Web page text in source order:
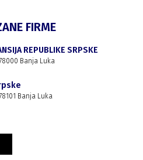
FIRME
REPUBLIKE SRPSKE
Banja Luka
Banja Luka